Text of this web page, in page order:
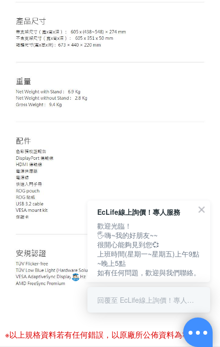
※以上規格資料若有任何錯誤，以原廠所公佈資料為準。
EcLife線上詢價！專人服務
歡迎光臨！
🖐嗨~我的好朋友~~
很開心能夠見到您💞
上班時間(星期一~星期五)上午9點
~晚上5點
如有任何問題，歡迎與我們聯絡。
回覆至 EcLife線上詢價！專人服務